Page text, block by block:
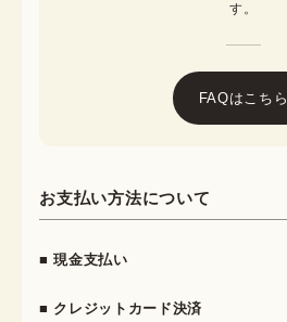
す。
FAQはこちら
お支払い方法について
■ 現金支払い
■ クレジットカード決済